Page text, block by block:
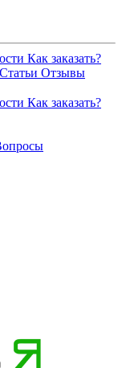
Как заказать?
Статьи Отзывы
Как заказать?